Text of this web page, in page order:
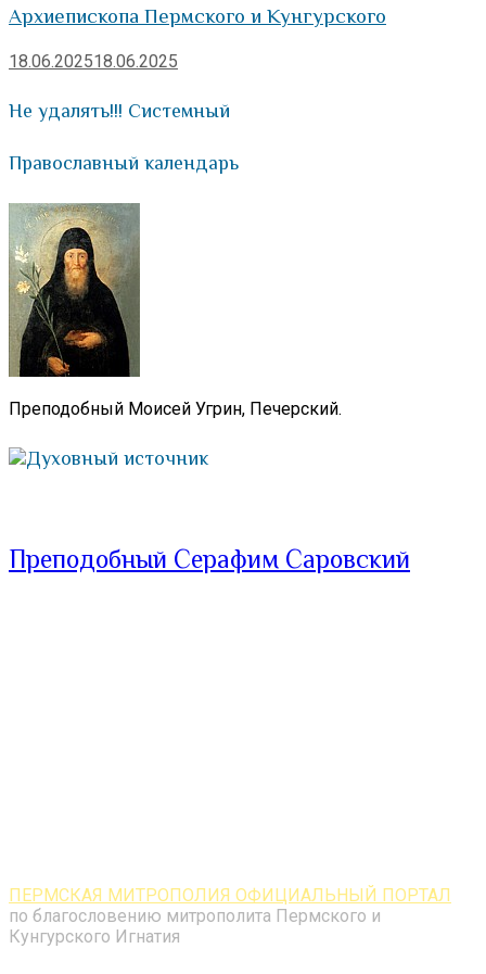
Архиепископа Пермского и Кунгурского
18.06.202518.06.2025
Не удалять!!! Системный
Православный календарь
Преподобный Моисей Угрин, Печерский.
Духовный источник
Преподобный Серафим Саровский
ПЕРМСКАЯ МИТРОПОЛИЯ ОФИЦИАЛЬНЫЙ ПОРТАЛ
по благословению митрополита Пермского и
Кунгурского Игнатия